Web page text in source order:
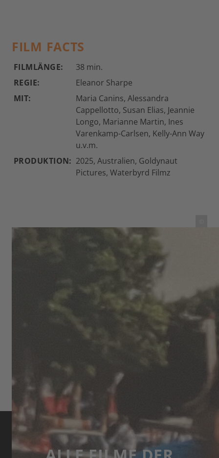
FILM FACTS
FILMLÄNGE:
38 min.
REGIE:
Eleanor Sharpe
MIT:
Maria Canins, Alessandra
Cappellotto, Susan Elias, Jeannie
Longo, Marianne Martin, Ines
Varenkamp-Carlsen, Kelly-Ann Way
u.v.m.
PRODUKTION: 2025, Australien, Goldynaut
Pictures, Waterbyrd Filmz
DIE VERGESSENE TOUR DE
FRANCE FÉMININ 1980S
(Fast) Vergessene Heldinnen: Die Dokumentation
erzählt die Geschichte der Tour
de France Féminin, die zwischen 1984 und 1989
ausgetragen wurde. In unserem Interview spricht
Sharpe über die Entstehung des Films und die
INTERVIEW MIT ELEANOR SHARPE